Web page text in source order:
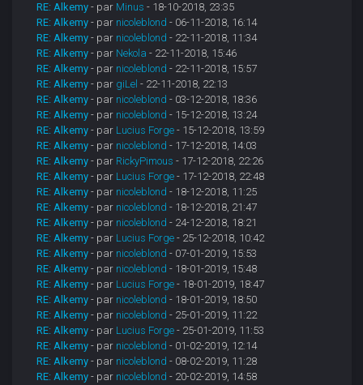
RE: Alkemy - par Minus - 18-10-2018, 23:35
RE: Alkemy - par nicoleblond - 06-11-2018, 16:14
RE: Alkemy - par nicoleblond - 22-11-2018, 11:34
RE: Alkemy - par Nekola - 22-11-2018, 15:46
RE: Alkemy - par nicoleblond - 22-11-2018, 15:57
RE: Alkemy - par giLel - 22-11-2018, 22:13
RE: Alkemy - par nicoleblond - 03-12-2018, 18:36
RE: Alkemy - par nicoleblond - 15-12-2018, 13:24
RE: Alkemy - par Lucius Forge - 15-12-2018, 13:59
RE: Alkemy - par nicoleblond - 17-12-2018, 14:03
RE: Alkemy - par RickyPimous - 17-12-2018, 22:26
RE: Alkemy - par Lucius Forge - 17-12-2018, 22:48
RE: Alkemy - par nicoleblond - 18-12-2018, 11:25
RE: Alkemy - par nicoleblond - 18-12-2018, 21:47
RE: Alkemy - par nicoleblond - 24-12-2018, 18:21
RE: Alkemy - par Lucius Forge - 25-12-2018, 10:42
RE: Alkemy - par nicoleblond - 07-01-2019, 15:53
RE: Alkemy - par nicoleblond - 18-01-2019, 15:48
RE: Alkemy - par Lucius Forge - 18-01-2019, 18:47
RE: Alkemy - par nicoleblond - 18-01-2019, 18:50
RE: Alkemy - par nicoleblond - 25-01-2019, 11:22
RE: Alkemy - par Lucius Forge - 25-01-2019, 11:53
RE: Alkemy - par nicoleblond - 01-02-2019, 12:14
RE: Alkemy - par nicoleblond - 08-02-2019, 11:28
RE: Alkemy - par nicoleblond - 20-02-2019, 14:58